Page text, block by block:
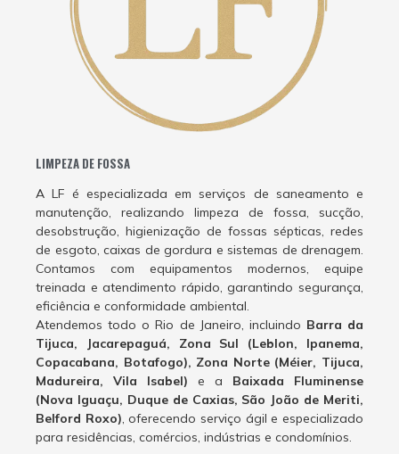
LIMPEZA DE FOSSA
A LF é especializada em serviços de saneamento e
manutenção, realizando limpeza de fossa, sucção,
desobstrução, higienização de fossas sépticas, redes
de esgoto, caixas de gordura e sistemas de drenagem.
Contamos com equipamentos modernos, equipe
treinada e atendimento rápido, garantindo segurança,
eficiência e conformidade ambiental.
Atendemos todo o Rio de Janeiro, incluindo Barra da
Tijuca, Jacarepaguá, Zona Sul (Leblon, Ipanema,
Copacabana, Botafogo), Zona Norte (Méier, Tijuca,
Madureira, Vila Isabel) e a Baixada Fluminense
(Nova Iguaçu, Duque de Caxias, São João de Meriti,
Belford Roxo), oferecendo serviço ágil e especializado
para residências, comércios, indústrias e condomínios.